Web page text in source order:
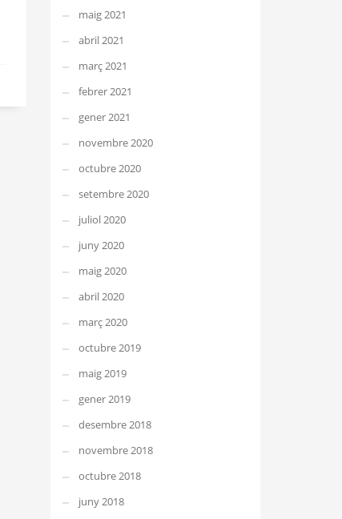
maig 2021
abril 2021
març 2021
febrer 2021
gener 2021
novembre 2020
octubre 2020
setembre 2020
juliol 2020
juny 2020
maig 2020
abril 2020
març 2020
octubre 2019
maig 2019
gener 2019
desembre 2018
novembre 2018
octubre 2018
juny 2018